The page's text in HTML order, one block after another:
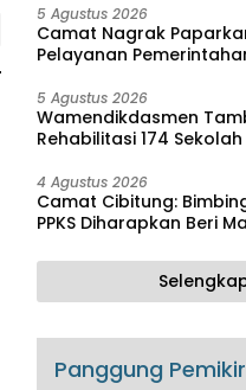
5 Agustus 2026
Camat Nagrak
Pelayanan
5 Agustus 2026
Wamendikdasmen
Rehabilitasi 174
Pendidikan
4 Agustus 2026
Camat Cibitung:
PPKS Diharapkan Beri
Panggung